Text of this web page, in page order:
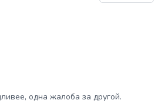
одна жалоба за другой.